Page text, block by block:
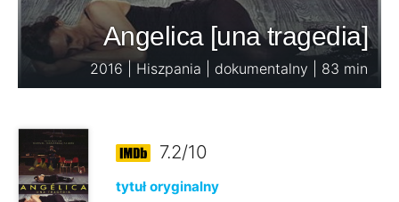
Angelica [una tragedia]
2016 | Hiszpania | dokumentalny | 83 min
7.2/10
tytuł oryginalny